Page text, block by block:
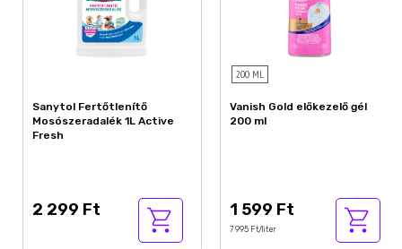
Sanytol Fertőtlenítő
Mosószeradalék 1L Active
Fresh
2 299 Ft
200 ML
Vanish Gold előkezelő gél
200 ml
1 599 Ft
7 995 Ft/liter